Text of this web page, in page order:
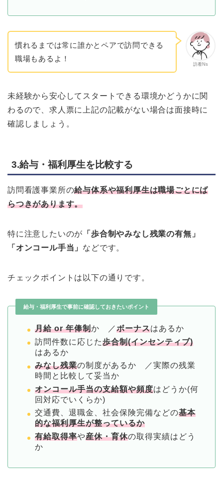
訪看Ns
慣れるまでは常に誰かとペアで訪問できる
職場もあるよ！
未経験から安心してスタートできる環境かどうかに関
わるので、求人票に上記の記載がない場合は面接時に
確認しましょう。
3.給与・福利厚生を比較する
訪問看護事業所の給与体系や福利厚生は職場ごとにば
らつきがあります。
特に注意したいのが 「歩合制やみなし残業の有無」
「オンコール手当」 などです。
チェックポイントは以下の通りです。
給与・福利厚生で事前に確認しておきたいポイント
月給 or 年俸制か ／ボーナスはあるか
訪問件数に応じた歩合制(インセンティブ)
はあるか
みなし残業の制度があるか ／実際の残業
時間と比較して妥当か
オンコール手当の支給額や頻度はどうか(何
回対応でいくらか)
交通費、退職金、社会保険完備などの基本
的な福利厚生が整っているか
有給取得率や産休・育休の取得実績はどう
か